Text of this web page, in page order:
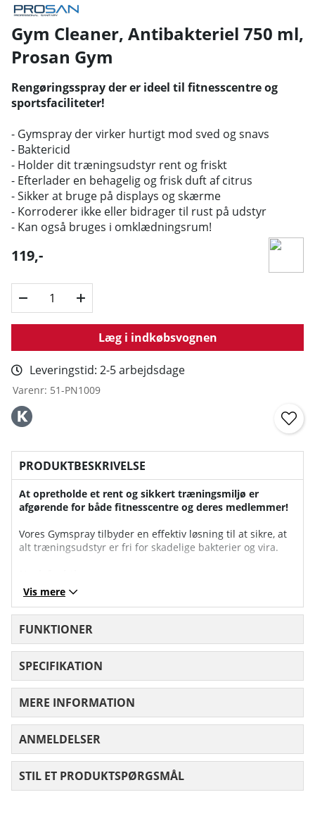
Gym Cleaner, Antibakteriel 750 ml,
Prosan Gym
Rengøringsspray der er ideel til fitnesscentre og
sportsfaciliteter!
- Gymspray der virker hurtigt mod sved og snavs
- Baktericid
- Holder dit træningsudstyr rent og friskt
- Efterlader en behagelig og frisk duft af citrus
- Sikker at bruge på displays og skærme
- Korroderer ikke eller bidrager til rust på udstyr
- Kan også bruges i omklædningsrum!
119,-
Læg i indkøbsvognen
Leveringstid: 2-5 arbejdsdage
Varenr: 51-PN1009
PRODUKTBESKRIVELSE
At opretholde et rent og sikkert træningsmiljø er
afgørende for både fitnesscentre og deres medlemmer!
Vores Gymspray tilbyder en effektiv løsning til at sikre, at
alt træningsudstyr er fri for skadelige bakterier og vira.
Effektiv bakteriedræbende virkning:
Eliminerer hurtigt bakterier og bidrager til et hygiejnisk
træningsmiljø.
Sikker på alle hårde overflader:
Kan bruges på alt træningsudstyr, inklusive VDU-skærme,
uden at forårsage skade.
Langvarig beskyttelse:
Fortsætter med at virke i op til to timer efter påføring og
genaktiveres ved kontakt med sved.
Miljøvenligt alternativ:
Fås i 5-liters refill-beholdere, hvilket reducerer plastaffald
og opmuntrer til genopfyldning i stedet for bortskaffelse.
Vis mere
FUNKTIONER
SPECIFIKATION
MERE INFORMATION
ANMELDELSER
STIL ET PRODUKTSPØRGSMÅL